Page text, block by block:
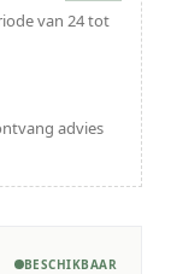
van 24 tot
advies
BESCHIKBAAR